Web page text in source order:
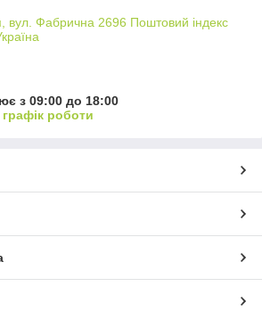
вул. Фабрична 2696 Поштовий індекс
з 09:00 до 18:00
роботи